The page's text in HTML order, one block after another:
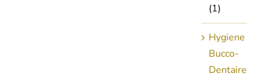
(1)
Hygiene
Bucco-
Dentaire